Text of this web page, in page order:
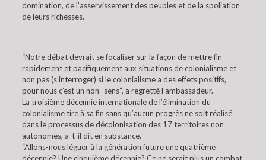
domination, de l’asservissement des peuples et de la spoliation
de leurs richesses.
“Notre débat devrait se focaliser sur la façon de mettre fin
rapidement et pacifiquement aux situations de colonialisme et
non pas (s’interroger) si le colonialisme a des effets positifs,
pour nous c’est un non- sens”, a regretté l’ambassadeur.
La troisième décennie internationale de l’élimination du
colonialisme tire à sa fin sans qu’aucun progrès ne soit réalisé
dans le processus de décolonisation des 17 territoires non
autonomes, a-t-il dit en substance.
“Allons-nous léguer à la génération future une quatrième